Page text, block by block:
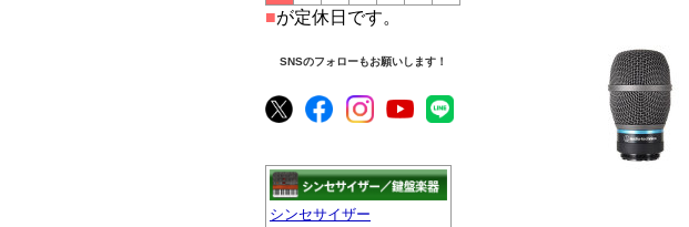
■が定休日です。
SNSのフォローもお願いします！
シンセサイザー